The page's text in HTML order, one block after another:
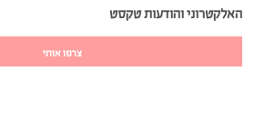
האלקטרוני והודעות טקסט
צרפו אותי